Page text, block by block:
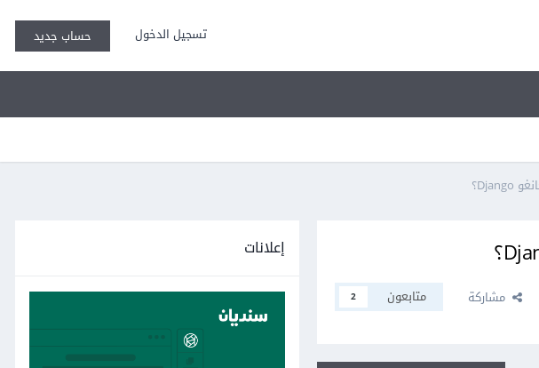
تسجيل الدخول حساب جديد
مشاركة متابعون 2
إعلانات